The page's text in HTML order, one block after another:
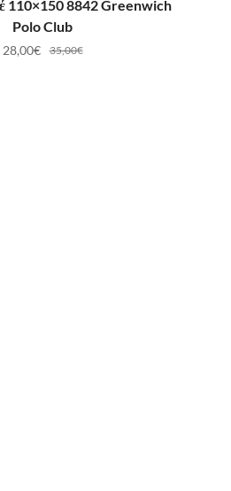
110×150 8842 Greenwich
Polo Club
35,00€
28,00€